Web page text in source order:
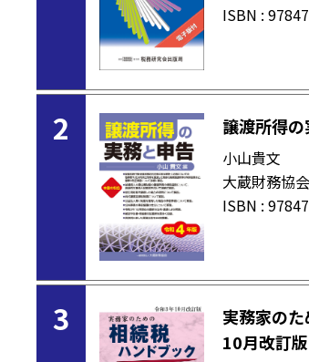
ISBN :
2 譲渡所得
小山貴文
大蔵財務協会
ISBN :
3
実務家の
10月改訂版